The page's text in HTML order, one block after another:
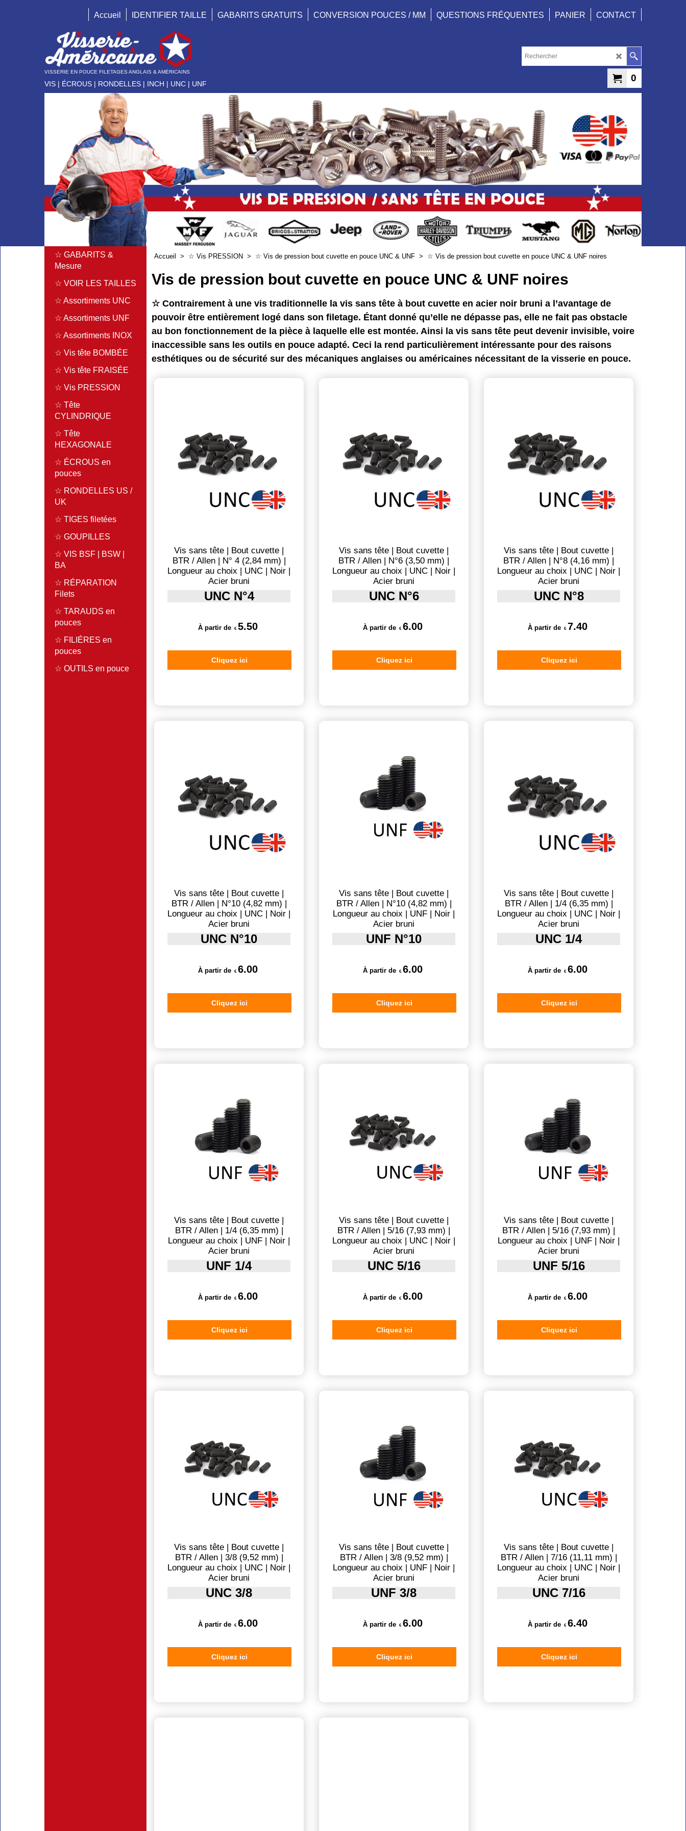
Accueil IDENTIFIER TAILLE GABARITS GRATUITS CONVERSION POUCES / MM QUESTIONS FRÉQUENTES PANIER CONTACT
VISSERIE EN POUCE FILETAGES ANGLAIS & AMÉRICAINS
VIS | ÉCROUS | RONDELLES | INCH | UNC | UNF
0
☆ GABARITS &
Mesure
☆ VOIR LES TAILLES
☆ Assortiments UNC
☆ Assortiments UNF
☆ Assortiments INOX
☆ Vis tête BOMBÉE
☆ Vis tête FRAISÉE
☆ Vis PRESSION
☆ Tête
CYLINDRIQUE
☆ Tête
HEXAGONALE
☆ ÉCROUS en
pouces
☆ RONDELLES US /
UK
☆ TIGES filetées
☆ GOUPILLES
☆ VIS BSF | BSW |
BA
☆ RÉPARATION
Filets
☆ TARAUDS en
pouces
☆ FILIÉRES en
pouces
☆ OUTILS en pouce
Accueil > ☆ Vis PRESSION > ☆ Vis de pression bout cuvette en pouce UNC & UNF > ☆ Vis de pression bout cuvette en pouce UNC & UNF noires
Vis de pression bout cuvette en pouce UNC & UNF noires
☆ Contrairement à une vis traditionnelle la vis sans tête à bout cuvette en acier noir bruni a l’avantage de
pouvoir être entièrement logé dans son filetage. Étant donné qu’elle ne dépasse pas, elle ne fait pas obstacle
au bon fonctionnement de la pièce à laquelle elle est montée. Ainsi la vis sans tête peut devenir invisible, voire
inaccessible sans les outils en pouce adapté. Ceci la rend particulièrement intéressante pour des raisons
esthétiques ou de sécurité sur des mécaniques anglaises ou américaines nécessitant de la visserie en pouce.
Vis sans tête | Bout cuvette |
BTR / Allen | N° 4 (2,84 mm) |
Longueur au choix | UNC | Noir |
Acier bruni
UNC N°4
À partir de € 5.50
Cliquez ici
Vis sans tête | Bout cuvette |
BTR / Allen | N°6 (3,50 mm) |
Longueur au choix | UNC | Noir |
Acier bruni
UNC N°6
À partir de € 6.00
Cliquez ici
Vis sans tête | Bout cuvette |
BTR / Allen | N°8 (4,16 mm) |
Longueur au choix | UNC | Noir |
Acier bruni
UNC N°8
À partir de € 7.40
Cliquez ici
Vis sans tête | Bout cuvette |
BTR / Allen | N°10 (4,82 mm) |
Longueur au choix | UNC | Noir |
Acier bruni
UNC N°10
À partir de € 6.00
Cliquez ici
Vis sans tête | Bout cuvette |
BTR / Allen | N°10 (4,82 mm) |
Longueur au choix | UNF | Noir |
Acier bruni
UNF N°10
À partir de € 6.00
Cliquez ici
Vis sans tête | Bout cuvette |
BTR / Allen | 1/4 (6,35 mm) |
Longueur au choix | UNC | Noir |
Acier bruni
UNC 1/4
À partir de € 6.00
Cliquez ici
Vis sans tête | Bout cuvette |
BTR / Allen | 1/4 (6,35 mm) |
Longueur au choix | UNF | Noir |
Acier bruni
UNF 1/4
À partir de € 6.00
Cliquez ici
Vis sans tête | Bout cuvette |
BTR / Allen | 5/16 (7,93 mm) |
Longueur au choix | UNC | Noir |
Acier bruni
UNC 5/16
À partir de € 6.00
Cliquez ici
Vis sans tête | Bout cuvette |
BTR / Allen | 5/16 (7,93 mm) |
Longueur au choix | UNF | Noir |
Acier bruni
UNF 5/16
À partir de € 6.00
Cliquez ici
Vis sans tête | Bout cuvette |
BTR / Allen | 3/8 (9,52 mm) |
Longueur au choix | UNC | Noir |
Acier bruni
UNC 3/8
À partir de € 6.00
Cliquez ici
Vis sans tête | Bout cuvette |
BTR / Allen | 3/8 (9,52 mm) |
Longueur au choix | UNF | Noir |
Acier bruni
UNF 3/8
À partir de € 6.00
Cliquez ici
Vis sans tête | Bout cuvette |
BTR / Allen | 7/16 (11,11 mm) |
Longueur au choix | UNC | Noir |
Acier bruni
UNC 7/16
À partir de € 6.40
Cliquez ici